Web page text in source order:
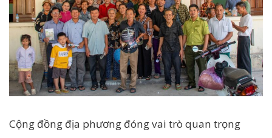
Cộng đồng địa phương đóng vai trò quan trọng